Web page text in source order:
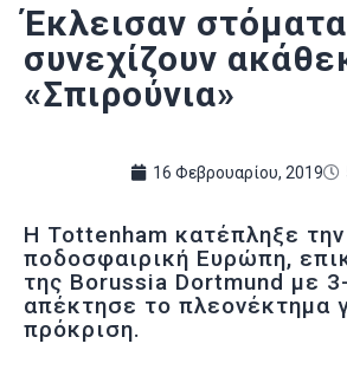
Έκλεισαν
συνεχίζουν
«Σπιρούνια»
16 Φεβρουαρίου, 2019
Η Tottenham κατέπληξε την
ποδοσφαιρική Ευρώπη,
της Borussia Dortmund με
απέκτησε το πλεονέκτημα
πρόκριση.